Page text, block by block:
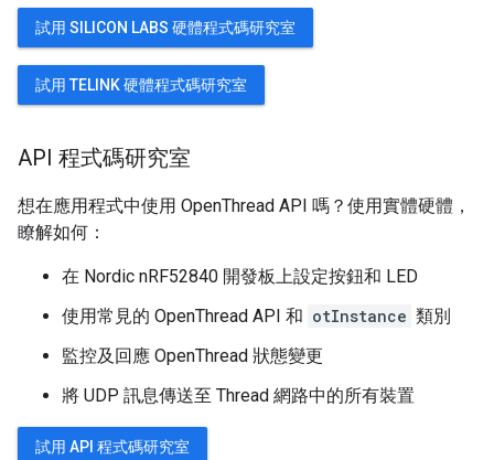
試用 SILICON LABS 硬體程式碼研究室
試用 TELINK 硬體程式碼研究室
API 程式碼研究室
想在應用程式中使用 OpenThread API 嗎？使用實體硬體，
瞭解如何：
在 Nordic nRF52840 開發板上設定按鈕和 LED
使用常見的 OpenThread API 和 otInstance 類別
監控及回應 OpenThread 狀態變更
將 UDP 訊息傳送至 Thread 網路中的所有裝置
試用 API 程式碼研究室